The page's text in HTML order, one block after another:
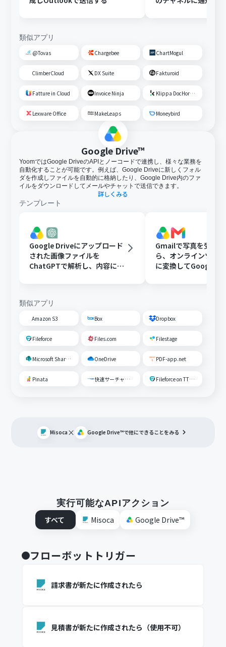
類似アプリ
@Tovas Chargebee ChartMogul
ClimberCloud DX Suite Fakturoid
Fatture in Cloud Invoice Ninja Klippa DocHorizon
Lexware Office MakeLeaps Moneybird
Google Drive™
YoomではGoogle DriveのAPIとノーコードで連携し、様々な業務を
自動化することが可能です。例えば、Google Driveに新しくフォル
ダを作成しファイルを自動的に格納したり、Google Drive内のファ
イルをダウンロードしてメールやチャットで送信できます。
詳しくみる
テンプレート
Google Driveにアップロード
された画像ファイルを
ChatGPTで解析し、内容に応
Gmailで写真を受け
ら、オンラインツー
に変換してGoogle
類似アプリ
Amazon S3 Box Dropbox
Fileforce Files.com Filestage
Microsoft SharePoint OneDrive PDF-app.net
Pinata 快速サーチャーGX Fileforce on TTS Cloud
Misoca × Google Drive™で他にできることをみる
実行可能なAPIアクション
すべて
Misoca Google Drive™
フローボットトリガー
請求書が新たに作成されたら
見積書が新たに作成されたら（使用不可）